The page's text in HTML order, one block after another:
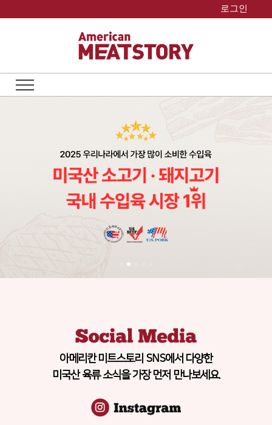
로그인
아메리칸 미트스토리 SNS에서 다양한
미국산 육류 소식을 가장 먼저 만나보세요.